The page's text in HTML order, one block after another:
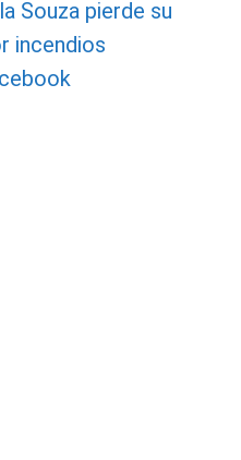
Souza pierde su
incendios